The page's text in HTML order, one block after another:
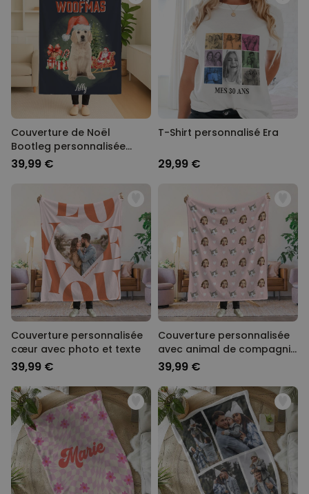
Couverture de Noël
Bootleg personnalisée
avec animal de compagnie
39,99 €
T-Shirt personnalisé Era
29,99 €
Couverture personnalisée
cœur avec photo et texte
39,99 €
Couverture personnalisée
avec animal de compagnie
et visage
39,99 €